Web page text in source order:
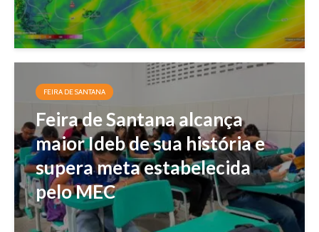
FEIRA DE SANTANA
Feira de Santana alcança
maior Ideb de sua história e
supera meta estabelecida
pelo MEC